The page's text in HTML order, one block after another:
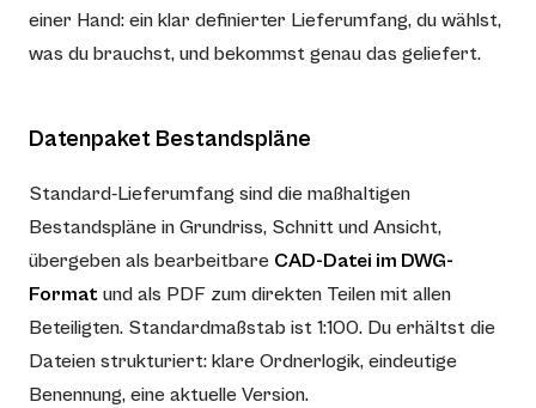
einer Hand: ein klar definierter Lieferumfang, du wählst,
was du brauchst, und bekommst genau das geliefert.
Datenpaket Bestandspläne
Standard-Lieferumfang sind die maßhaltigen
Bestandspläne in Grundriss, Schnitt und Ansicht,
übergeben als bearbeitbare CAD-Datei im DWG-
Format und als PDF zum direkten Teilen mit allen
Beteiligten. Standardmaßstab ist 1:100. Du erhältst die
Dateien strukturiert: klare Ordnerlogik, eindeutige
Benennung, eine aktuelle Version.